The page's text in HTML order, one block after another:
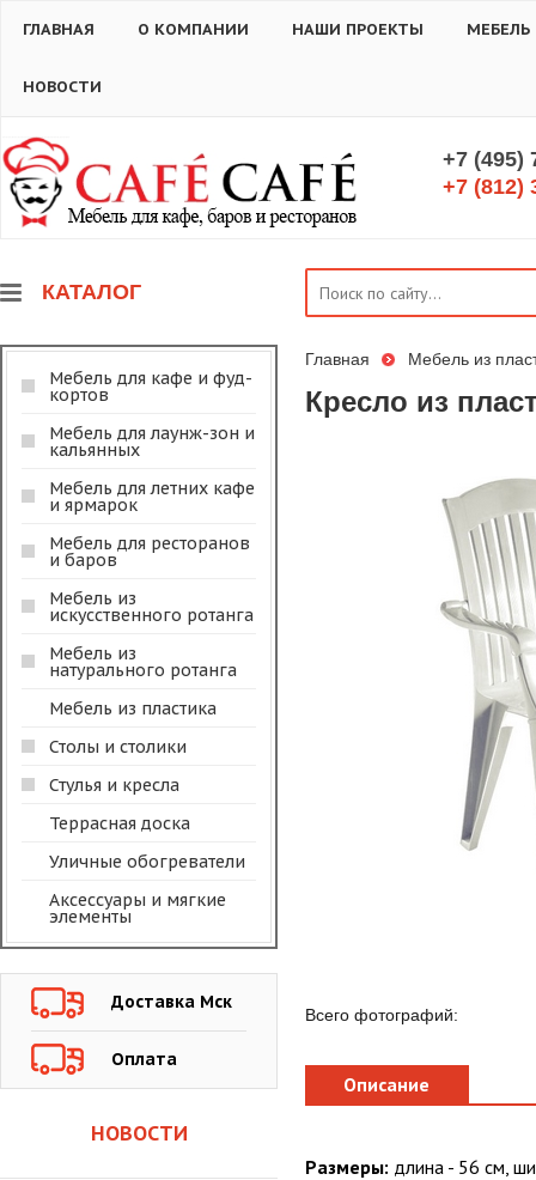
ГЛАВНАЯ О КОМПАНИИ НАШИ ПРОЕКТЫ
НОВОСТИ
+7 (495)
+7 (812)
КАТАЛОГ
Мебель для кафе и фуд-
кортов
Мебель для лаунж-зон и
кальянных
Мебель для летних кафе
и ярмарок
Мебель для ресторанов
и баров
Мебель из
искусственного ротанга
Мебель из
натурального ротанга
Мебель из пластика
Столы и столики
Стулья и кресла
Террасная доска
Уличные обогреватели
Аксессуары и мягкие
элементы
Доставка Мск
Оплата
НОВОСТИ
Главная Мебель из
Кресло из
Всего фотографий:
Описание
Размеры: длина - 56 см,